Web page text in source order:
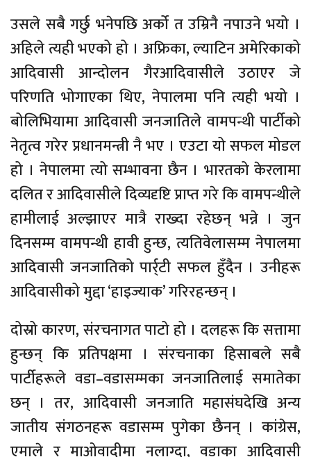
उसले सबै गर्छु भनेपछि अर्को त उम्रिनै नपाउने भयो ।
अहिले त्यही भएको हो । अफ्रिका, ल्याटिन अमेरिकाको
आदिवासी आन्दोलन गैरआदिवासीले उठाएर जे
परिणति भोगाएका थिए, नेपालमा पनि त्यही भयो ।
बोलिभियामा आदिवासी जनजातिले वामपन्थी पार्टीको
नेतृत्व गरेर प्रधानमन्त्री नै भए । एउटा यो सफल मोडल
हो । नेपालमा त्यो सम्भावना छैन । भारतको केरलामा
दलित र आदिवासीले दिव्यदृष्टि प्राप्त गरे कि वामपन्थीले
हामीलाई अल्झाएर मात्रै राख्दा रहेछन् भन्ने । जुन
दिनसम्म वामपन्थी हावी हुन्छ, त्यतिवेलासम्म नेपालमा
आदिवासी जनजातिको पार्र्टी सफल हुँदैन । उनीहरू
आदिवासीको मुद्दा ‘हाइज्याक’ गरिरहन्छन् ।
दोस्रो कारण, संरचनागत पाटो हो । दलहरू कि सत्तामा
हुन्छन् कि प्रतिपक्षमा । संरचनाका हिसाबले सबै
पार्टीहरूले वडा–वडासम्मका जनजातिलाई समातेका
छन् । तर, आदिवासी जनजाति महासंघदेखि अन्य
जातीय संगठनहरू वडासम्म पुगेका छैनन् । कांग्रेस,
एमाले र माओवादीमा नलाग्दा, वडाका आदिवासी